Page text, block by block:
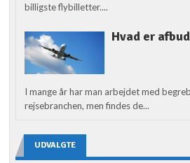
billigste flybilletter....
Hvad er
I mange år har man arbejdet med
rejsebranchen, men findes de...
UDVALGTE